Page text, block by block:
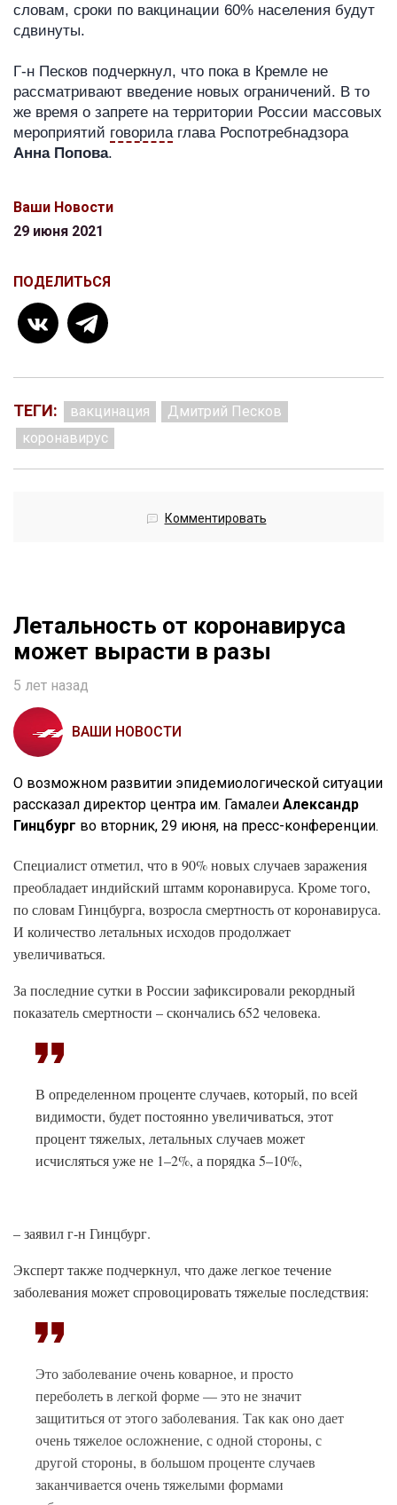
словам, сроки по вакцинации 60% населения будут
сдвинуты.
Г-н Песков подчеркнул, что пока в Кремле не
рассматривают введение новых ограничений. В то
же время о запрете на территории России массовых
мероприятий говорилаглава Роспотребнадзора
Анна Попова.
Ваши Новости
29 июня 2021
ПОДЕЛИТЬСЯ
ТЕГИ: вакцинация
Дмитрий Песков
коронавирус
Комментировать
Летальность от коронавируса
может вырасти в разы
5 лет назад
ВАШИ НОВОСТИ
О возможном развитии эпидемиологической ситуации
рассказал директор центра им. Гамалеи Александр
Гинцбург во вторник, 29 июня, на пресс-конференции.
Специалист отметил, что в 90% новых случаев заражения
преобладает индийский штамм коронавируса. Кроме того,
по словам Гинцбурга, возросла смертность от коронавируса.
И количество летальных исходов продолжает
увеличиваться.
За последние сутки в России зафиксировали рекордный
показатель смертности – скончались 652 человека.
В определенном проценте случаев, который, по всей
видимости, будет постоянно увеличиваться, этот
процент тяжелых, летальных случаев может
исчисляться уже не 1–2%, а порядка 5–10%,
– заявил г-н Гинцбург.
Эксперт также подчеркнул, что даже легкое течение
заболевания может спровоцировать тяжелые последствия:
Это заболевание очень коварное, и просто
переболеть в легкой форме — это не значит
защититься от этого заболевания. Так как оно дает
очень тяжелое осложнение, с одной стороны, с
другой стороны, в большом проценте случаев
заканчивается очень тяжелыми формами